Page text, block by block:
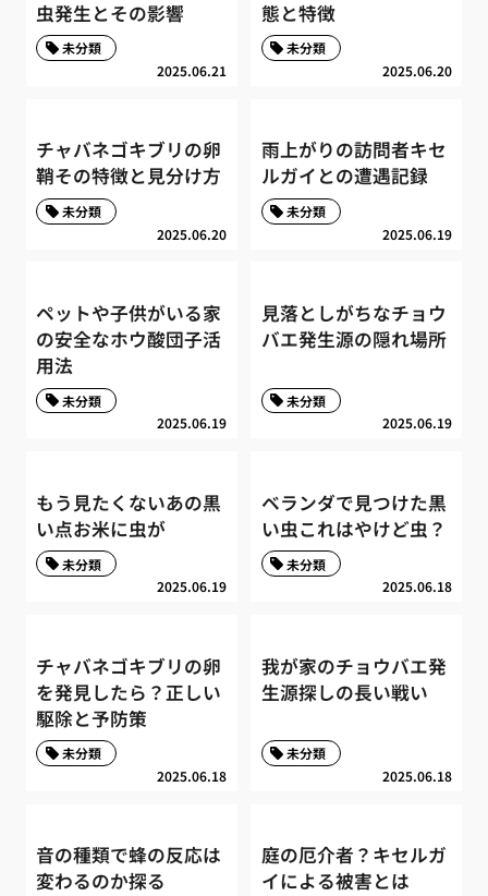
虫発生とその影響
2025.06.21
未分類
態と特徴
2025.06.20
未分類
チャバネゴキブリの卵
鞘その特徴と見分け方
2025.06.20
未分類
雨上がりの訪問者キセ
ルガイとの遭遇記録
2025.06.19
未分類
ペットや子供がいる家
の安全なホウ酸団子活
用法
2025.06.19
未分類
見落としがちなチョウ
バエ発生源の隠れ場所
2025.06.19
未分類
もう見たくないあの黒
い点お米に虫が
2025.06.19
未分類
ベランダで見つけた黒
い虫これはやけど虫？
2025.06.18
未分類
チャバネゴキブリの卵
を発見したら？正しい
駆除と予防策
2025.06.18
未分類
我が家のチョウバエ発
生源探しの長い戦い
2025.06.18
未分類
音の種類で蜂の反応は
変わるのか探る
庭の厄介者？キセルガ
イによる被害とは